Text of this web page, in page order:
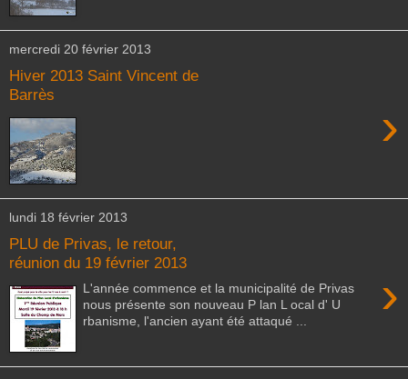
mercredi 20 février 2013
Hiver 2013 Saint Vincent de
Barrès
›
lundi 18 février 2013
PLU de Privas, le retour,
réunion du 19 février 2013
›
L'année commence et la municipalité de Privas
nous présente son nouveau P lan L ocal d' U
rbanisme, l'ancien ayant été attaqué ...